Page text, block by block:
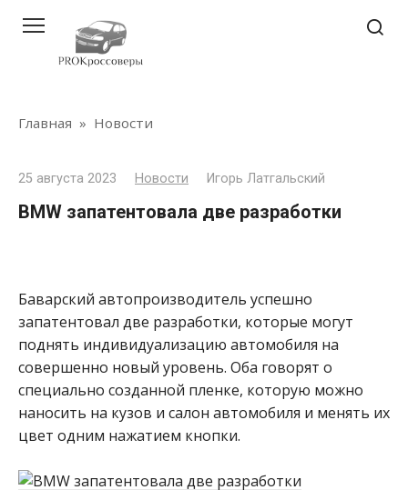
контенту
Главная » Новости
25 августа 2023 Новости Игорь Латгальский
BMW запатентовала две разработки
Баварский автопроизводитель успешно
запатентовал две разработки, которые могут
поднять индивидуализацию автомобиля на
совершенно новый уровень. Оба говорят о
специально созданной пленке, которую можно
наносить на кузов и салон автомобиля и менять их
цвет одним нажатием кнопки.